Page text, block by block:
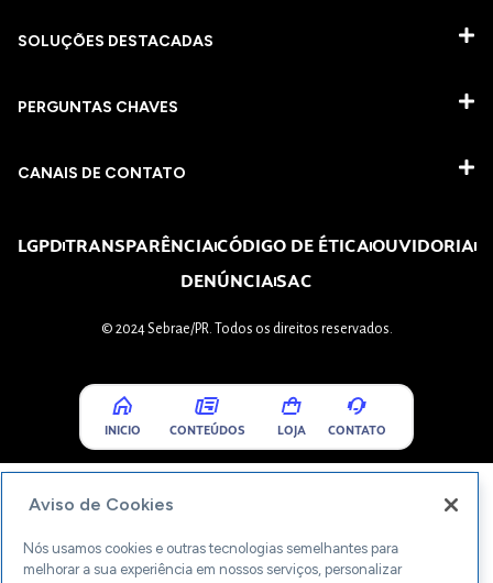
SOLUÇÕES DESTACADAS
PERGUNTAS CHAVES​
CANAIS DE CONTATO
LGPDTRANSPARÊNCIACÓDIGO DE ÉTICAOUVIDORIA
DENÚNCIASAC
© 2024 Sebrae/PR. Todos os direitos reservados.
INICIO CONTEÚDOS LOJA CONTATO
Aviso de Cookies
Nós usamos cookies e outras tecnologias semelhantes para
melhorar a sua experiência em nossos serviços, personalizar